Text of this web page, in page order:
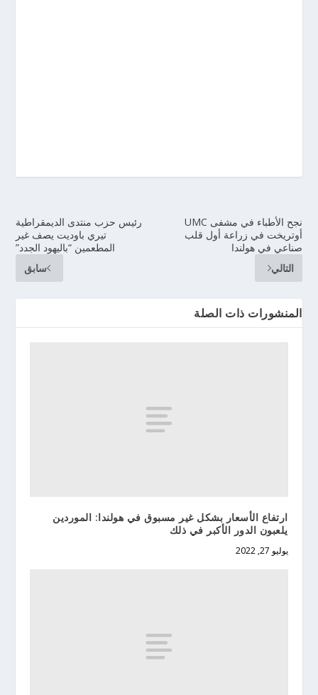
رئيس حزب منتدى الديمقراطية
تيري باوديت يصف غير
المطعمين “باليهود الجدد”
سابق
نجح الأطباء في مشفى UMC
أوتريخت في زراعة أول قلب
صناعي في هولندا
التالي
المنشورات ذات الصلة
ارتفاع الأسعار بشكل غير مسبوق في هولندا: الموردين
يلعبون الدور الأكبر في ذلك
يوليو 27, 2022